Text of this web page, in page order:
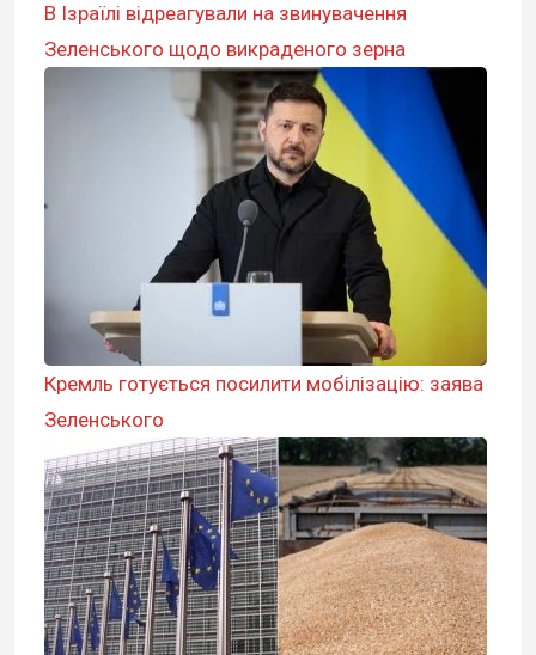
В Ізраїлі відреагували на звинувачення
Зеленського щодо викраденого зерна
Кремль готується посилити мобілізацію: заява
Зеленського